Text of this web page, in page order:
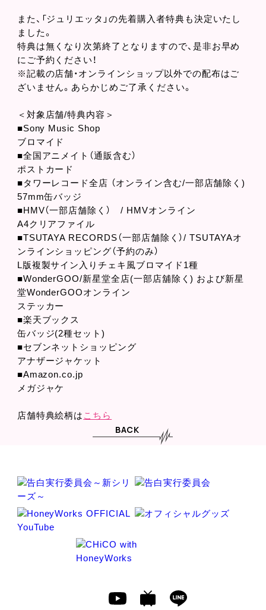
また、「ジュリエッタ」の先着購入者特典も決定いたし
ました。
特典は無くなり次第終了となりますので、是非お早め
にご予約ください！
※記載の店舗・オンラインショップ以外での配布はご
ざいません。あらかじめご了承ください。
＜対象店舗/特典内容＞
■Sony Music Shop
ブロマイド
■全国アニメイト（通販含む）
ポストカード
■タワーレコード全店 （オンライン含む/一部店舗除く)
57mm缶バッジ
■HMV（一部店舗除く） / HMVオンライン
A4クリアファイル
■TSUTAYA RECORDS（一部店舗除く）/ TSUTAYAオ
ンラインショッピング（予約のみ）
L版複製サイン入りチェキ風ブロマイド1種
■WonderGOO/新星堂全店(一部店舖除く) および新星
堂WonderGOOオンライン
ステッカー
■楽天ブックス
缶バッジ(2種セット)
■セブンネットショッピング
アナザージャケット
■Amazon.co.jp
メガジャケ
店舗特典絵柄は こちら
BACK